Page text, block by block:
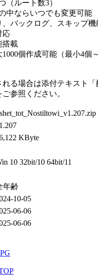
（ルート数3）
中ならいつでも変更可能
バックログ、スキップ機
応
搭載
個作成可能（最小4個
る場合は添付テキスト「
参照ください。
KByte
10 32bit/10 64bit/11
年齢
10-05
06-06
06-06